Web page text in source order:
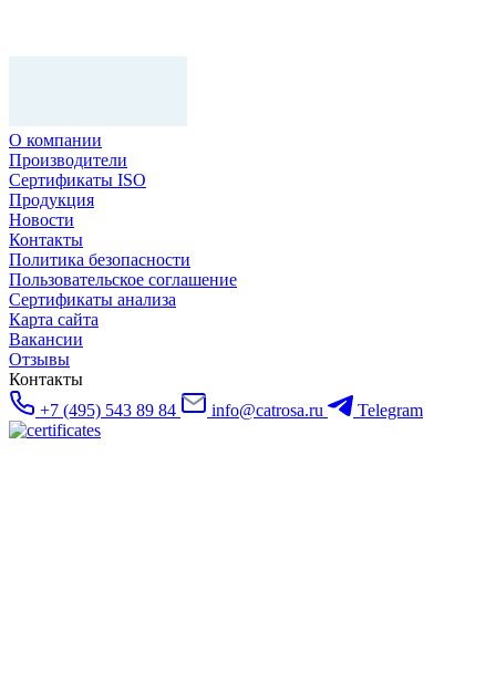
О компании
Производители
Сертификаты ISO
Продукция
Новости
Контакты
Политика безопасности
Пользовательское соглашение
Сертификаты анализа
Карта сайта
Вакансии
Отзывы
Контакты
+7 (495) 543 89 84
info@catrosa.ru Telegram